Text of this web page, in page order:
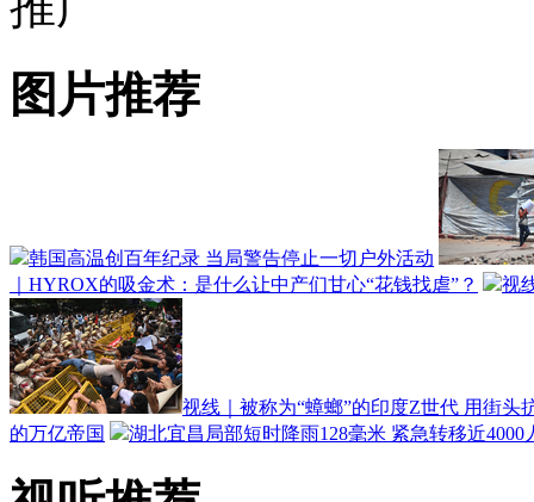
图片推荐
韩国高温创百年纪录 当局警告停止一切户外活动
｜HYROX的吸金术：是什么让中产们甘心“花钱找虐”？
视
视线｜被称为“蟑螂”的印度Z世代 用街头
的万亿帝国
湖北宜昌局部短时降雨128毫米 紧急转移近4000